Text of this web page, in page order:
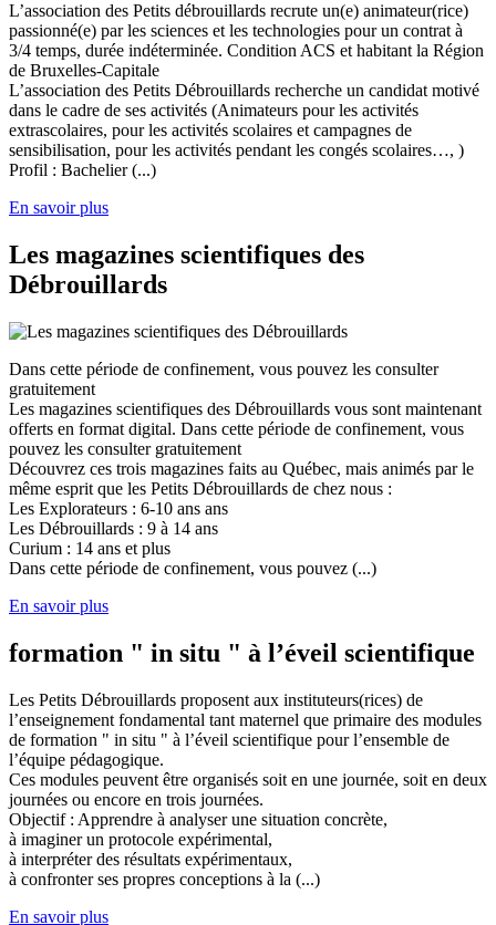
L’association des Petits débrouillards recrute un(e) animateur(rice)
passionné(e) par les sciences et les technologies pour un contrat à
3/4 temps, durée indéterminée. Condition ACS et habitant la Région
de Bruxelles-Capitale
L’association des Petits Débrouillards recherche un candidat motivé
dans le cadre de ses activités (Animateurs pour les activités
extrascolaires, pour les activités scolaires et campagnes de
sensibilisation, pour les activités pendant les congés scolaires…, )
Profil : Bachelier (...)
En savoir plus
Les magazines scientifiques des
Débrouillards
Dans cette période de confinement, vous pouvez les consulter
gratuitement
Les magazines scientifiques des Débrouillards vous sont maintenant
offerts en format digital. Dans cette période de confinement, vous
pouvez les consulter gratuitement
Découvrez ces trois magazines faits au Québec, mais animés par le
même esprit que les Petits Débrouillards de chez nous :
Les Explorateurs : 6-10 ans ans
Les Débrouillards : 9 à 14 ans
Curium : 14 ans et plus
Dans cette période de confinement, vous pouvez (...)
En savoir plus
formation " in situ " à l’éveil scientifique
Les Petits Débrouillards proposent aux instituteurs(rices) de
l’enseignement fondamental tant maternel que primaire des modules
de formation " in situ " à l’éveil scientifique pour l’ensemble de
l’équipe pédagogique.
Ces modules peuvent être organisés soit en une journée, soit en deux
journées ou encore en trois journées.
Objectif : Apprendre à analyser une situation concrète,
à imaginer un protocole expérimental,
à interpréter des résultats expérimentaux,
à confronter ses propres conceptions à la (...)
En savoir plus